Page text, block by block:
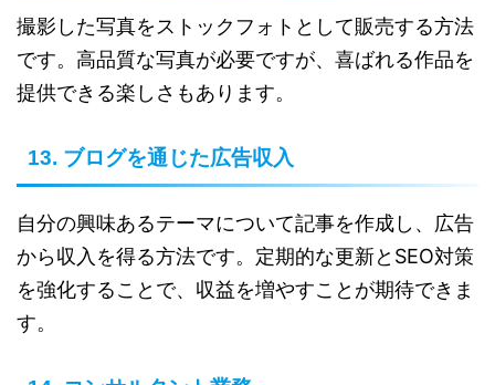
撮影した写真をストックフォトとして販売する方法
です。高品質な写真が必要ですが、喜ばれる作品を
提供できる楽しさもあります。
13. ブログを通じた広告収入
自分の興味あるテーマについて記事を作成し、広告
から収入を得る方法です。定期的な更新とSEO対策
を強化することで、収益を増やすことが期待できま
す。